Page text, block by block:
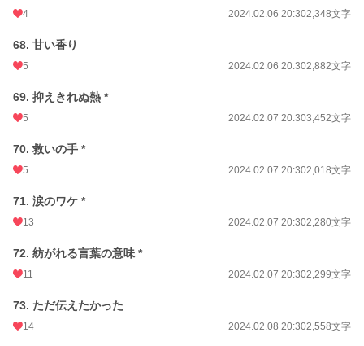
4 2024.02.06 20:302,348文字
68. 甘い香り
5 2024.02.06 20:302,882文字
69. 抑えきれぬ熱 *
5 2024.02.07 20:303,452文字
70. 救いの手 *
5 2024.02.07 20:302,018文字
71. 涙のワケ *
13 2024.02.07 20:302,280文字
72. 紡がれる言葉の意味 *
11 2024.02.07 20:302,299文字
73. ただ伝えたかった
14 2024.02.08 20:302,558文字